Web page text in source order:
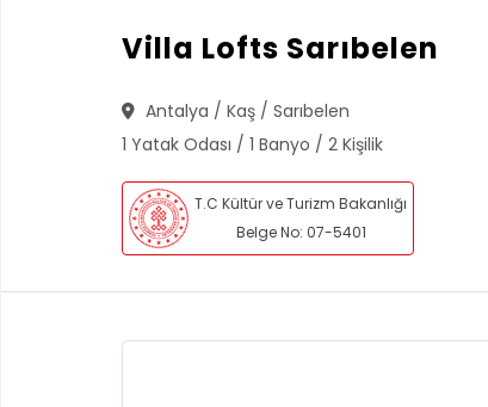
Villa Lofts Sarıbelen
Antalya / Kaş / Sarıbelen
1 Yatak Odası / 1 Banyo / 2 Kişilik
T.C Kültür ve Turizm Bakanlığı
Belge No: 07-5401